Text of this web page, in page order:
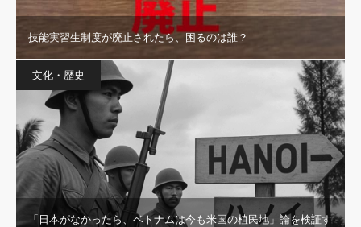
技能実習生制度が廃止されたら、困るのは誰？
文化・歴史
「日本がなかったら、ベトナムは今も米国の植民地」論を検証す